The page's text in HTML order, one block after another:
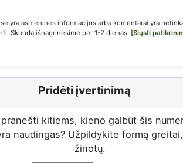
yra asmeninės informacijos arba komentarai yra
Skundą išnagrinėsime per 1-2 dienas. [Siųsti
Pridėti įvertinimą
kitiems, kieno galbūt šis
naudingas? Užpildykite formą
žinotų.